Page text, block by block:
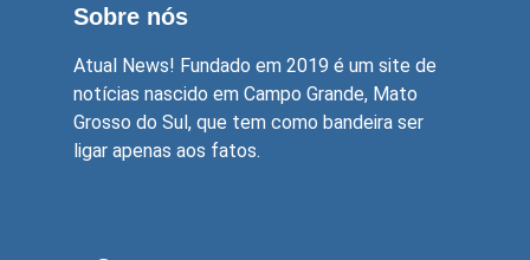
Sobre nós
Atual News! Fundado em 2019 é um site de
notícias nascido em Campo Grande, Mato
Grosso do Sul, que tem como bandeira ser
ligar apenas aos fatos.